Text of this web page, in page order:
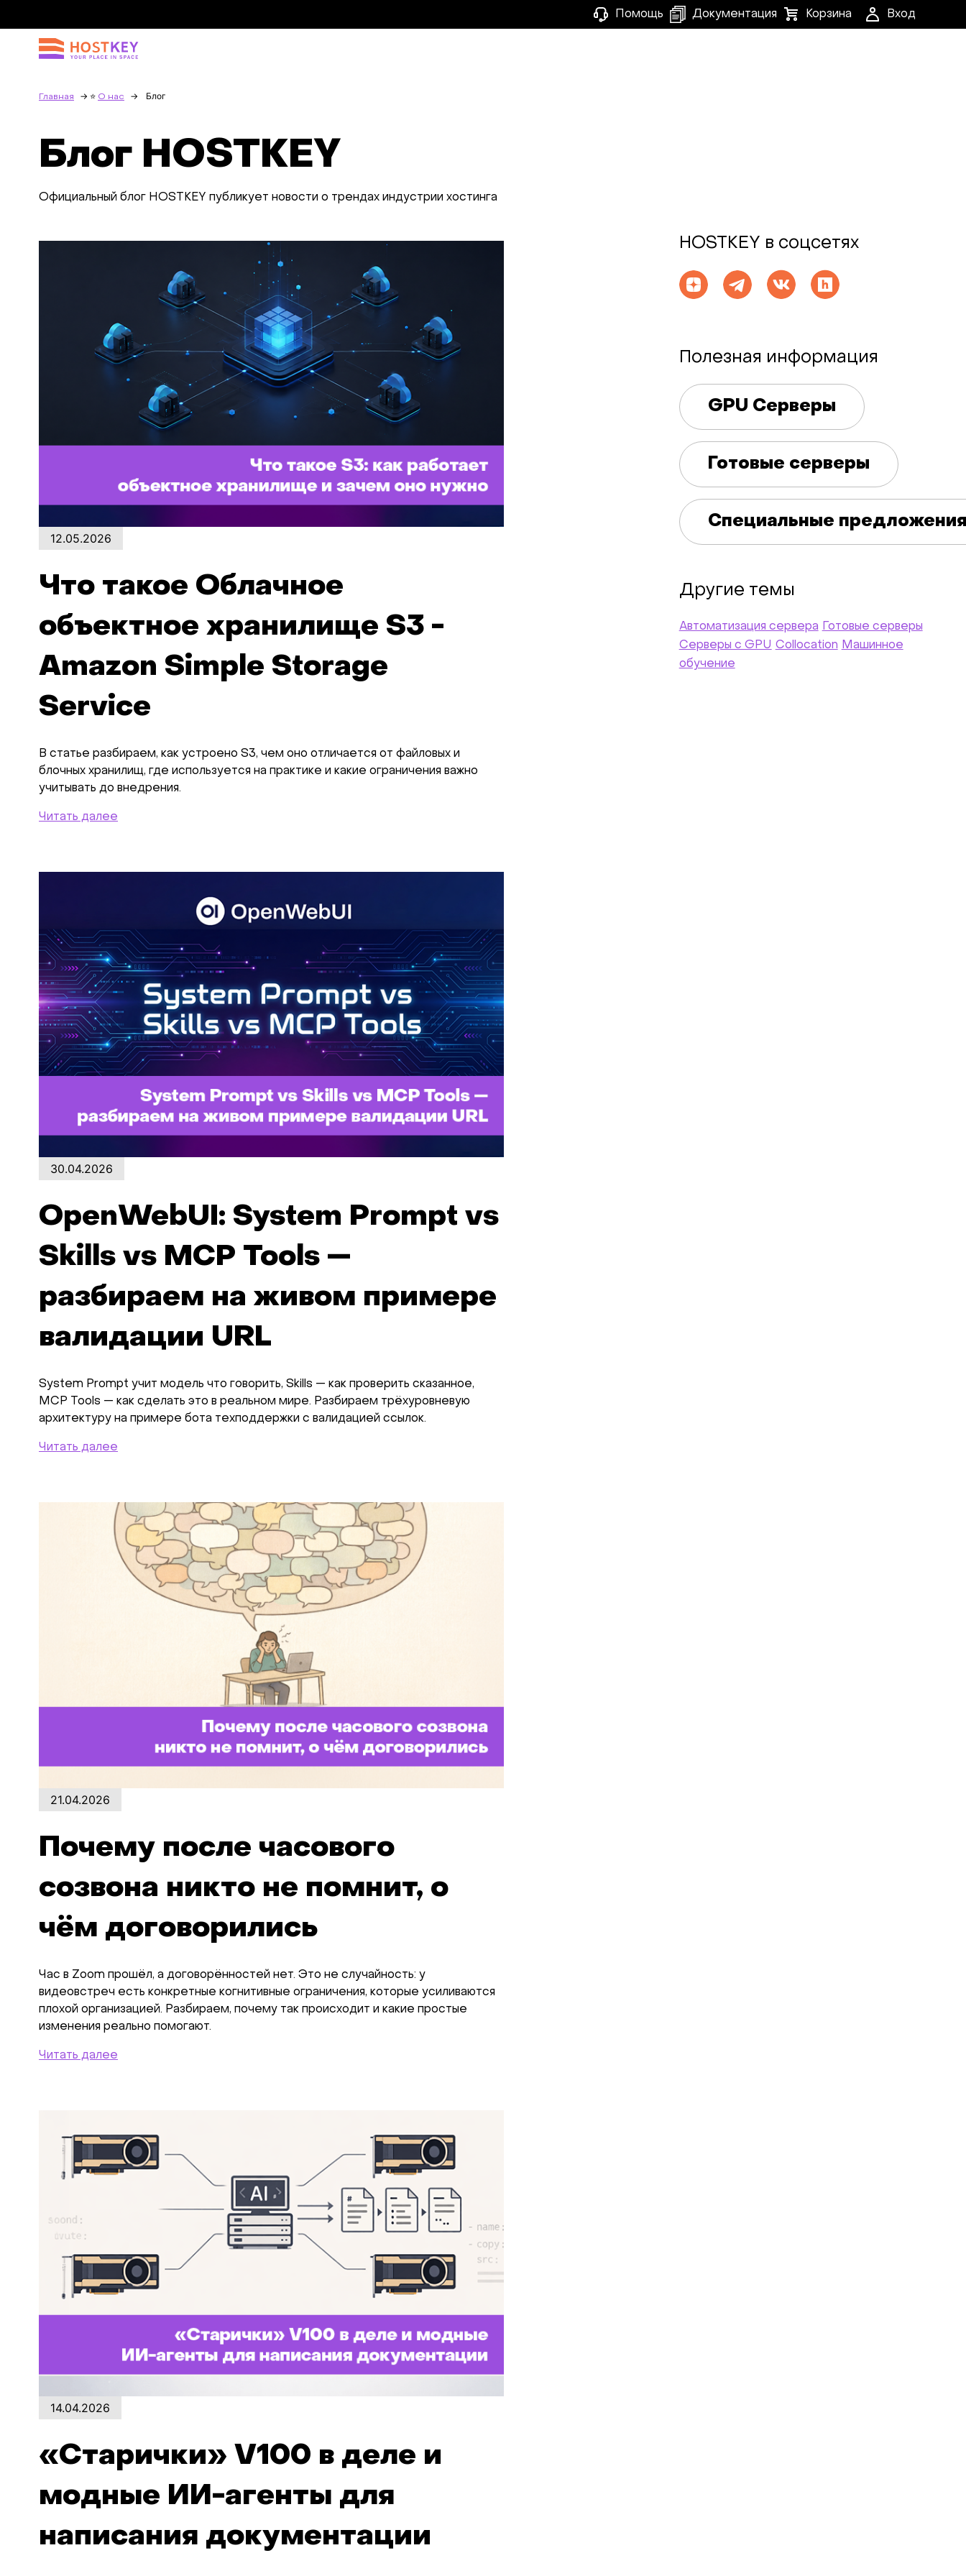
Помощь Документация Корзина Вход
Главная О нас Блог
Блог HOSTKEY
Официальный блог HOSTKEY публикует новости о трендах индустрии хостинга
12.05.2026
Что такое Облачное
объектное хранилище S3 -
Amazon Simple Storage
Service
В статье разбираем, как устроено S3, чем оно отличается от файловых и
блочных хранилищ, где используется на практике и какие ограничения важно
учитывать до внедрения.
Читать далее
30.04.2026
OpenWebUI: System Prompt vs
Skills vs MCP Tools —
разбираем на живом примере
валидации URL
System Prompt учит модель что говорить, Skills — как проверить сказанное,
MCP Tools — как сделать это в реальном мире. Разбираем трёхуровневую
архитектуру на примере бота техподдержки с валидацией ссылок.
Читать далее
21.04.2026
Почему после часового
созвона никто не помнит, о
чём договорились
Час в Zoom прошёл, а договорённостей нет. Это не случайность: у
видеовстреч есть конкретные когнитивные ограничения, которые усиливаются
плохой организацией. Разбираем, почему так происходит и какие простые
изменения реально помогают.
Читать далее
14.04.2026
«Старички» V100 в деле и
модные ИИ-агенты для
написания документации
HOSTKEY в соцсетях
Полезная информация
GPU Серверы
Готовые серверы
Специальные
Другие темы
Автоматизация сервера
Готовые серверы
Серверы c GPU Collocation Машинное
обучение